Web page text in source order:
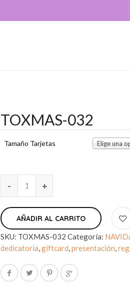
TOXMAS-032
Tamaño Tarjetas Elige una
AÑADIR AL CARRITO
SKU: TOXMAS-032 Categoría:
dedicatoria,giftcard,presentación,